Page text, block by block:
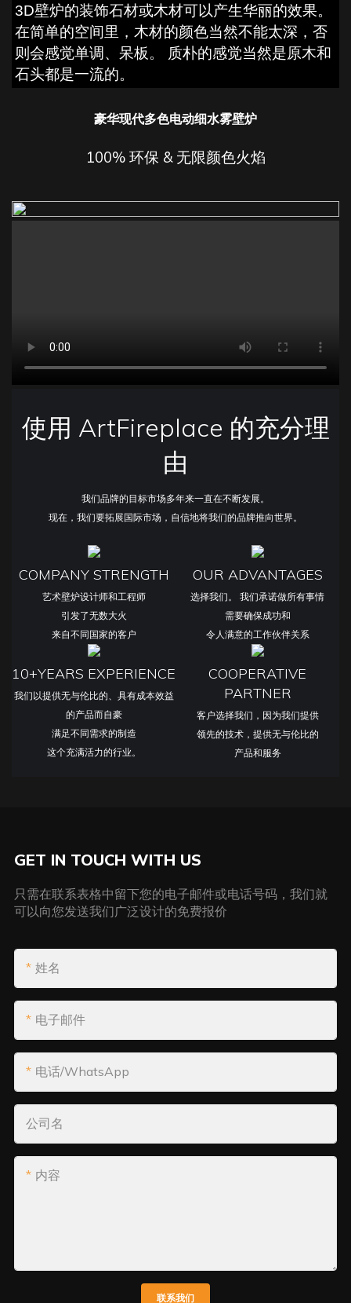
3D壁炉的装饰石材或木材可以产生华丽的效果。
在简单的空间里，木材的颜色当然不能太深，否
则会感觉单调、呆板。 质朴的感觉当然是原木和
石头都是一流的。
豪华现代多色电动细水雾壁炉
100% 环保 & 无限颜色火焰
使用 ArtFireplace 的充分理
由
我们品牌的目标市场多年来一直在不断发展。
现在，我们要拓展国际市场，自信地将我们的品牌推向世界。
COMPANY STRENGTH
艺术壁炉设计师和工程师
引发了无数大火
来自不同国家的客户
OUR ADVANTAGES
选择我们。 我们承诺做所有事情
需要确保成功和
令人满意的工作伙伴关系
10+YEARS EXPERIENCE
我们以提供无与伦比的、具有成本效益
的产品而自豪
满足不同需求的制造
这个充满活力的行业。
COOPERATIVE
PARTNER
客户选择我们，因为我们提供
领先的技术，提供无与伦比的
产品和服务
GET IN TOUCH WITH US
只需在联系表格中留下您的电子邮件或电话号码，我们就
可以向您发送我们广泛设计的免费报价
姓名
电子邮件
电话/WhatsApp
公司名
内容
联系我们